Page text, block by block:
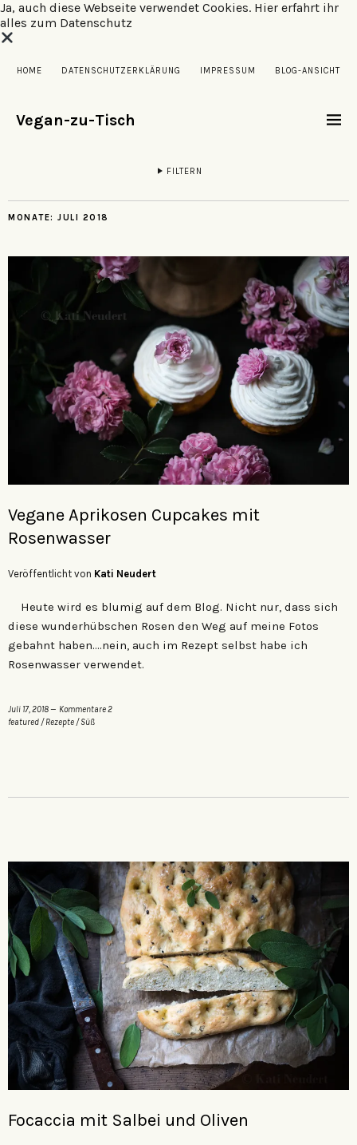
Ja, auch diese Webseite verwendet Cookies. Hier erfahrt ihr
alles zum Datenschutz
HOME DATENSCHUTZERKLÄRUNG IMPRESSUM BLOG-ANSICHT
Vegan-zu-Tisch
FILTERN
MONATE: JULI 2018
Vegane Aprikosen Cupcakes mit
Rosenwasser
Veröffentlicht von Kati Neudert
Heute wird es blumig auf dem Blog. Nicht nur, dass sich
diese wunderhübschen Rosen den Weg auf meine Fotos
gebahnt haben….nein, auch im Rezept selbst habe ich
Rosenwasser verwendet.
Juli 17, 2018
Kommentare 2
featured /Rezepte /Süß
Focaccia mit Salbei und Oliven